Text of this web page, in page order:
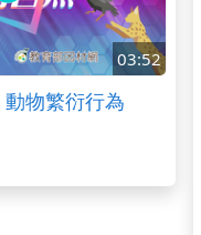
03:52
物繁衍行為